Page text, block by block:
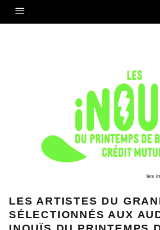
les
LES ARTISTES DU
SÉLECTIONNÉS AUX